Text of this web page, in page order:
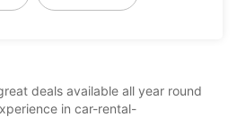
deals available all year round
in car-rental-